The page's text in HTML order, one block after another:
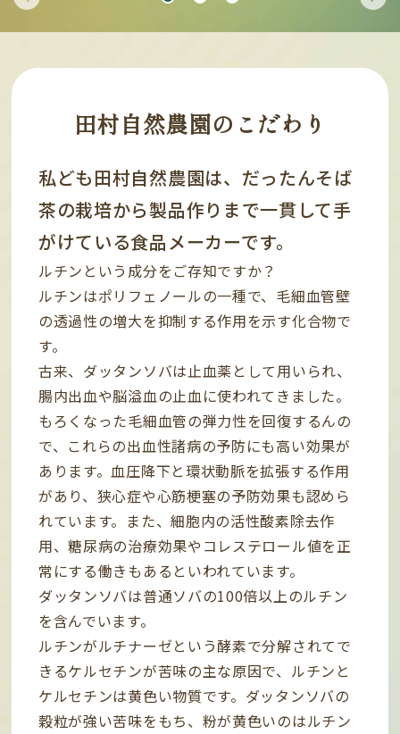
田村自然農園のこだわり
私ども田村自然農園は、だったんそば
茶の栽培から製品作りまで一貫して手
がけている食品メーカーです。
ルチンという成分をご存知ですか？
ルチンはポリフェノールの一種で、毛細血管壁
の透過性の増大を抑制する作用を示す化合物で
す。
古来、ダッタンソバは止血薬として用いられ、
腸内出血や脳溢血の止血に使われてきました。
もろくなった毛細血管の弾力性を回復するんの
で、これらの出血性諸病の予防にも高い効果が
あります。血圧降下と環状動脈を拡張する作用
があり、狭心症や心筋梗塞の予防効果も認めら
れています。また、細胞内の活性酸素除去作
用、糖尿病の治療効果やコレステロール値を正
常にする働きもあるといわれています。
ダッタンソバは普通ソバの100倍以上のルチン
を含んでいます。
ルチンがルチナーゼという酵素で分解されてで
きるケルセチンが苦味の主な原因で、ルチンと
ケルセチンは黄色い物質です。ダッタンソバの
穀粒が強い苦味をもち、粉が黄色いのはルチン